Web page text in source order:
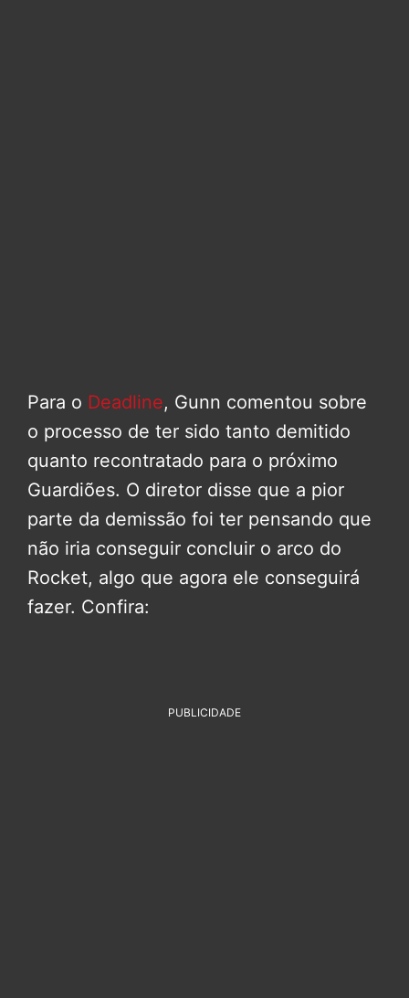
Para o Deadline, Gunn comentou sobre
o processo de ter sido tanto demitido
quanto recontratado para o próximo
Guardiões. O diretor disse que a pior
parte da demissão foi ter pensando que
não iria conseguir concluir o arco do
Rocket, algo que agora ele conseguirá
fazer. Confira:
PUBLICIDADE